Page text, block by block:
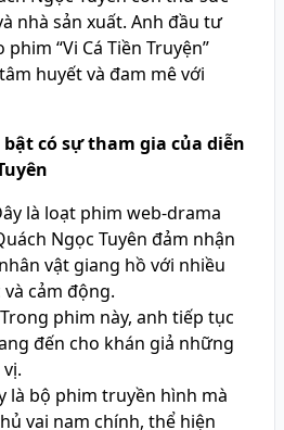
nhà sản xuất. Anh đầu tư
“Vi Cá Tiền Truyện”
huyết và đam mê với
có sự tham gia của diễn
là loạt phim web-drama
Ngọc Tuyên đảm nhận
vật giang hồ với nhiều
cảm động.
phim này, anh tiếp tục
đến cho khán giả những
là bộ phim truyền hình mà
vai nam chính, thể hiện